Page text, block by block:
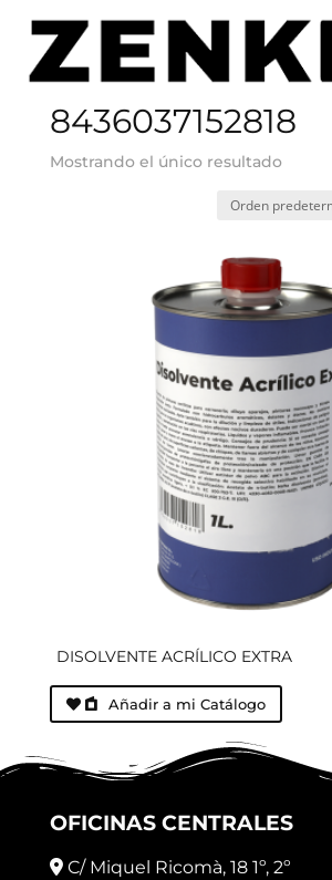
Inicio / EAN del producto /
8436037152818
Mostrando el único resultado
DISOLVENTE ACRÍLICO EXTRA
Añadir a mi Catálogo
OFICINAS CENTRALES
C/ Miquel Ricomà, 18 1º, 2º